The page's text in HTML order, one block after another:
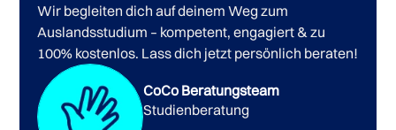
Wir begleiten dich auf deinem Weg zum
Auslandsstudium – kompetent, engagiert & zu
100% kostenlos. Lass dich jetzt persönlich beraten!
CoCo Beratungsteam
Studienberatung